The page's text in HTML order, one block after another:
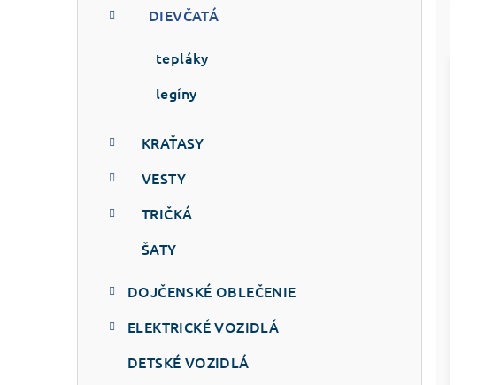
DIEVČATÁ
tepláky
legíny
KRAŤASY
VESTY
TRIČKÁ
ŠATY
DOJČENSKÉ OBLEČENIE
ELEKTRICKÉ VOZIDLÁ
DETSKÉ VOZIDLÁ